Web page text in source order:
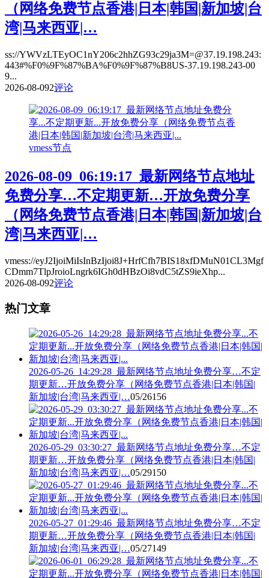
（网络免费节点香港|日本|韩国|新加坡|台
湾|马来西亚|…
ss://YWVzLTEyOC1nY206c2hhZG93c29ja3M=@37.19.198.243:
443#%F0%9F%87%BA%F0%9F%87%B8US-37.19.198.243-00
9...
2026-08-092评论
vmess节点
2026-08-09_06:19:17_最新网络节点地址
免费分享…不定期更新…开放免费分享
（网络免费节点香港|日本|韩国|新加坡|台
湾|马来西亚|…
vmess://eyJ2IjoiMiIsInBzIjoi8J+HrfCfh7BIS18xfDMuN01CL3Mgf
CDmm7TlpJroioLngrk6IGh0dHBzOi8vdC5tZS9ieXhp...
2026-08-092评论
热门文章
2026-05-26_14:29:28_最新网络节点地址免费分享…不定
期更新…开放免费分享（网络免费节点香港|日本|韩国|
新加坡|台湾|马来西亚|…05/26156
2026-05-29_03:30:27_最新网络节点地址免费分享…不定
期更新…开放免费分享（网络免费节点香港|日本|韩国|
新加坡|台湾|马来西亚|…05/29150
2026-05-27_01:29:46_最新网络节点地址免费分享…不定
期更新…开放免费分享（网络免费节点香港|日本|韩国|
新加坡|台湾|马来西亚|…05/27149